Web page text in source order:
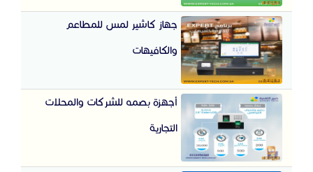
جهاز كاشير لمس للمطاعم
والكافيهات
أجهزة بصمه للشركات والمحلات
التجارية